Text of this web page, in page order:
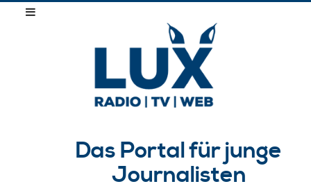
Das Portal für junge
Journalisten